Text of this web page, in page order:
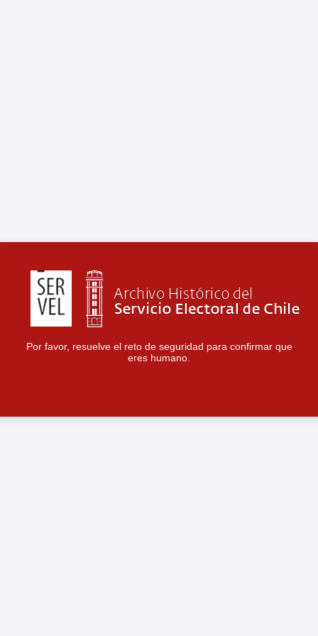
Por favor, resuelve el reto de seguridad para confirmar que
eres humano.